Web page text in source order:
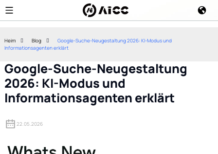
Heim Blog
Google-Suche-Neugestaltung 2026: KI-Modus und
Informationsagenten erklärt
Google-Suche-Neugestaltung
2026: KI-Modus und
Informationsagenten erklärt
22.05.2026